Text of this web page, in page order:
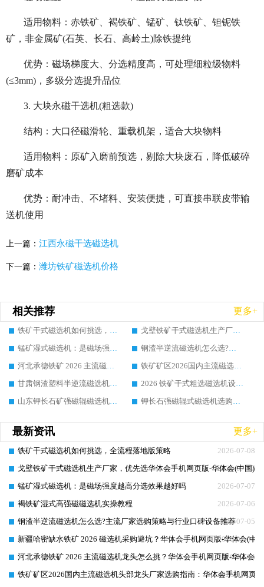
适用物料：赤铁矿、褐铁矿、锰矿、钛铁矿、钽铌铁
矿，非金属矿(石英、长石、高岭土)除铁提纯
优势：磁场梯度大、分选精度高，可处理细粒级物料
(≤3mm)，多级分选提升品位
3. 大块永磁干选机(粗选款)
结构：大口径磁滑轮、重载机架，适合大块物料
适用物料：原矿入磨前预选，剔除大块废石，降低破碎
磨矿成本
优势：耐冲击、不堵料、安装便捷，可直接串联皮带输
送机使用
上一篇： 江西永磁干选磁选机
下一篇： 潍坊铁矿磁选机价格
相关推荐 更多+
铁矿干式磁选机如何挑选，全流程落地版策略
戈壁铁矿干式磁选机生产厂家，优先选华体会手机网页版-华体会(中国) 的核心理由
锰矿湿式磁选机：是磁场强度越高分选效果越好吗
钢渣半逆流磁选机怎么选?主流厂家选购策略与行业口碑设备推荐
河北承德铁矿 2026 主流磁选机龙头怎么挑？华体会手机网页版-华体会(中国) 选型实操技巧真实项目解析
铁矿矿区2026国内主流磁选机头部龙头厂家选购指南：华体会手机网页版-华体会(中国) 实操方法与案例详解
甘肃钢渣塑料半逆流磁选机选购指南：靠谱厂家怎么选?行业口碑品牌推荐
2026 铁矿干式粗选磁选机设备怎么选?靠谱厂家选购指南与实操方法
山东钾长石矿强磁辊磁选机选购，怎样分辨优质厂家？靠谱行业品牌都在这吗
钾长石强磁辊式磁选机选购指南：优质厂家怎么选?行业口碑品牌推荐
最新资讯 更多+
2026-07-08
铁矿干式磁选机如何挑选，全流程落地版策略
2026-07-07
戈壁铁矿干式磁选机生产厂家，优先选华体会手机网页版-华体会(中国)
2026-07-07
锰矿湿式磁选机：是磁场强度越高分选效果越好吗
2026-07-06
褐铁矿湿式高强磁磁选机实操教程
2026-07-05
钢渣半逆流磁选机怎么选?主流厂家选购策略与行业口碑设备推荐
2026-07-04
新疆哈密缺水铁矿 2026 磁选机采购避坑？华体会手机网页版-华体会(中
2026-07-04
河北承德铁矿 2026 主流磁选机龙头怎么挑？华体会手机网页版-华体会(
2026-07-04
铁矿矿区2026国内主流磁选机头部龙头厂家选购指南：华体会手机网页